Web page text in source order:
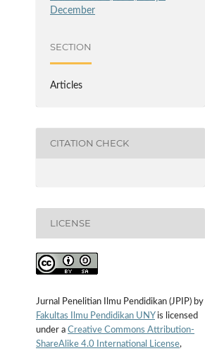
December
SECTION
Articles
CITATION CHECK
LICENSE
Jurnal Penelitian Ilmu Pendidikan (JPIP) by
Fakultas Ilmu Pendidikan UNYis licensed
under a Creative Commons Attribution-
ShareAlike 4.0 International License,